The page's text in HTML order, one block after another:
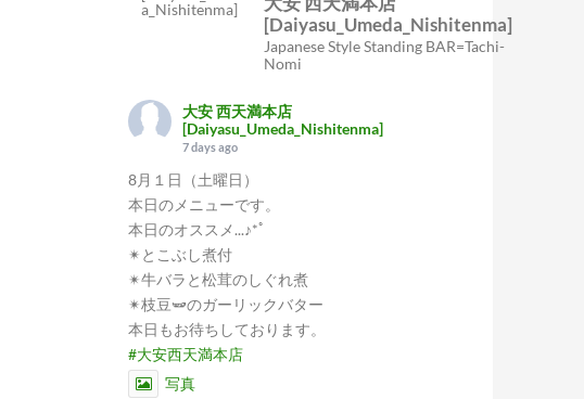
[Daiyasu_Umeda_Nishitenma]
Japanese Style Standing BAR=Tachi-
Nomi
大安 西天満本店
[Daiyasu_Umeda_Nishitenma]
7 days ago
8月１日（土曜日）
本日のメニューです。
本日のオススメ...♪*ﾟ
✴︎とこぶし煮付
✴︎牛バラと松茸のしぐれ煮
✴︎枝豆🫛のガーリックバター
本日もお待ちしております。
#大安西天満本店
写真